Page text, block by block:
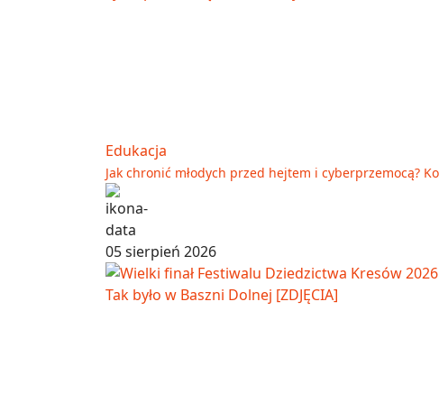
Edukacja
Jak chronić młodych przed hejtem i cyberprzemocą?
05 sierpień 2026